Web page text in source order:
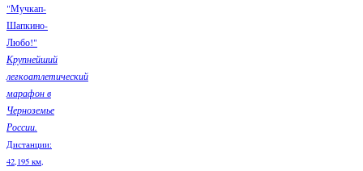
"Мучкап-
Шапкино-
Любо!"
Крупнейший
легкоатлетический
марафон в
Черноземье
России.
Дистанции:
42,195 км,